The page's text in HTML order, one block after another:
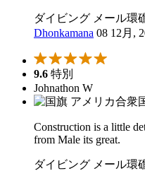
ダイビング メール環
Dhonkamana 08 12月,
9.6 特別
Johnathon W
Construction is a little
from Male its great.
ダイビング メール環